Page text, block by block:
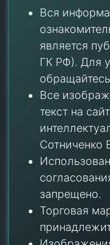
Вся
является
ГК РФ). Для
Все
текст на
Сотниченко
запрещено.
Торговая